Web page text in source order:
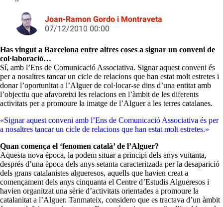
Joan-Ramon Gordo i Montraveta
07/12/2010 00:00
Has vingut a Barcelona entre altres coses a signar un conveni de
col·laboració…
Sí, amb l’Ens de Comunicació Associativa. Signar aquest conveni és
per a nosaltres tancar un cicle de relacions que han estat molt estretes i
donar l’oportunitat a l’Alguer de col·locar-se dins d’una entitat amb
l’objectiu que afavoreixi les relacions en l’àmbit de les diferents
activitats per a promoure la imatge de l’Alguer a les terres catalanes.
«Signar aquest conveni amb l’Ens de Comunicació Associativa és per
a nosaltres tancar un cicle de relacions que han estat molt estretes.»
Quan comença el ‘fenomen català’ de l’Alguer?
Aquesta nova època, la podem situar a principi dels anys vuitanta,
després d’una època dels anys setanta caracteritzada per la desaparició
dels grans catalanistes algueresos, aquells que havien creat a
començament dels anys cinquanta el Centre d’Estudis Algueresos i
havien organitzat una sèrie d’activitats orientades a promoure la
catalanitat a l’Alguer. Tanmateix, considero que es tractava d’un àmbit